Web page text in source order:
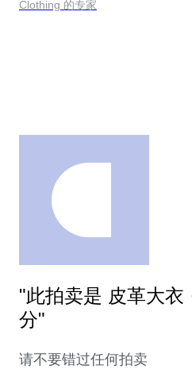
Clothing 的专家
"此拍卖是 皮革大衣
分"
请不要错过任何拍卖